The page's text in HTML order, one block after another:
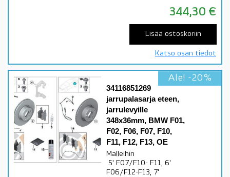
344,30 €
Lisää ostoskoriin
Katso osan tiedot
Ale! -20%
34116851269
jarrupalasarja eteen,
jarrulevyille
348x36mm, BMW F01,
F02, F06, F07, F10,
F11, F12, F13, OE
Malleihin
5' F07/F10- F11, 6'
F06/F12-F13, 7'